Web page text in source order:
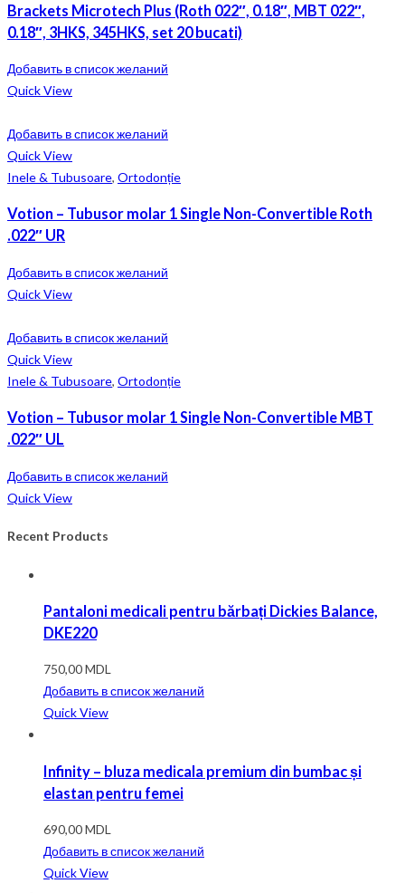
Brackets Microtech Plus (Roth 022″, 0.18″, MBT 022″,
0.18″, 3HKS, 345HKS, set 20 bucati)
Добавить в список желаний
Quick View
Добавить в список желаний
Quick View
Inele & Tubusoare, Ortodonție
Votion – Tubusor molar 1 Single Non-Convertible Roth
.022″ UR
Добавить в список желаний
Quick View
Добавить в список желаний
Quick View
Inele & Tubusoare, Ortodonție
Votion – Tubusor molar 1 Single Non-Convertible MBT
.022″ UL
Добавить в список желаний
Quick View
Recent Products
Pantaloni medicali pentru bărbați Dickies Balance,
DKE220
750,00MDL
Добавить в список желаний
Quick View
Infinity – bluza medicala premium din bumbac și
elastan pentru femei
690,00MDL
Добавить в список желаний
Quick View